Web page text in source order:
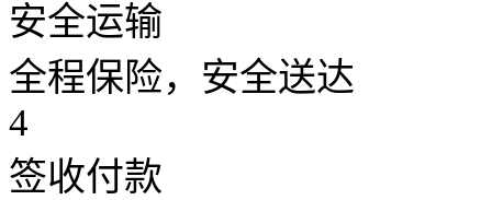
安全运输
全程保险，安全送达
4
签收付款